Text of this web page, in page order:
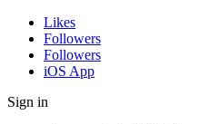
Likes
Followers
Followers
iOS App
Sign in